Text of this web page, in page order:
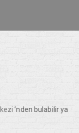
’nden bulabilir ya